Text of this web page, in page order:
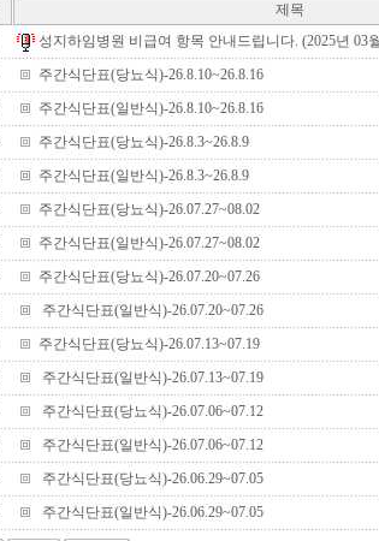
제목
성지하임병원 비급여 항목 안내드립니다. (2025년 03
주간식단표(당뇨식)-26.8.10~26.8.16
주간식단표(일반식)-26.8.10~26.8.16
주간식단표(당뇨식)-26.8.3~26.8.9
주간식단표(일반식)-26.8.3~26.8.9
주간식단표(당뇨식)-26.07.27~08.02
주간식단표(일반식)-26.07.27~08.02
주간식단표(당뇨식)-26.07.20~07.26
주간식단표(일반식)-26.07.20~07.26
주간식단표(당뇨식)-26.07.13~07.19
주간식단표(일반식)-26.07.13~07.19
주간식단표(당뇨식)-26.07.06~07.12
주간식단표(일반식)-26.07.06~07.12
주간식단표(당뇨식)-26.06.29~07.05
주간식단표(일반식)-26.06.29~07.05